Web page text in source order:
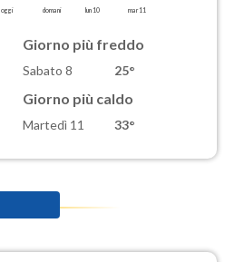
oggi domani lun 10 mar 11
Giorno più freddo
Sabato 8 25°
Giorno più caldo
Martedì 11 33°